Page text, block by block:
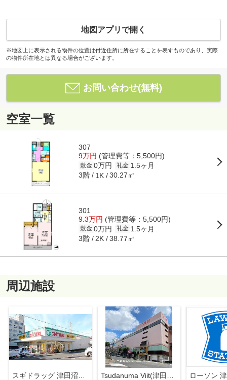
地図アプリで開く
※地図上に表示される物件の位置は付近住所に所在することを表すものであり、実際
の物件所在地とは異なる場合がございます。
お問い合わせ(無料)
空室一覧
307
9万円 (管理費等：5,500円)
敷金 0万円 礼金 1.5ヶ月
3階 1K 30.27㎡
301
9.3万円 (管理費等：5,500円)
敷金 0万円 礼金 1.5ヶ月
3階 2K 38.77㎡
周辺施設